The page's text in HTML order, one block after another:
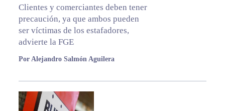
Clientes y comerciantes deben tener
precaución, ya que ambos pueden
ser víctimas de los estafadores,
advierte la FGE
Por Alejandro Salmón Aguilera